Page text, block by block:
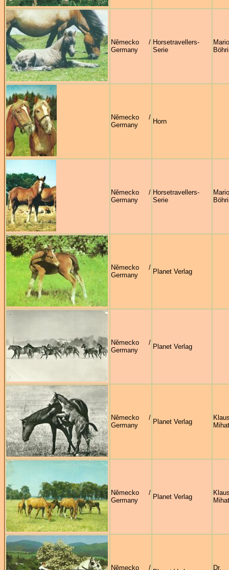
Německo /
Germany
Horsetravellers-
Serie
Německo /
Germany
Horn
Německo /
Germany
Horsetravellers-
Serie
Německo /
Germany
Planet Verlag
Německo /
Germany
Planet Verlag
Německo /
Germany
Planet Verlag
Německo /
Germany
Planet Verlag
Německo /